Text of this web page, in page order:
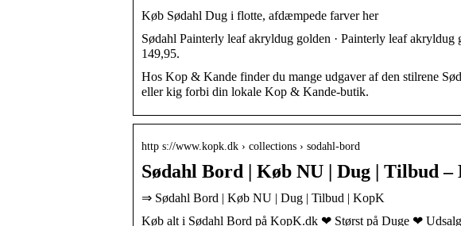
Køb Sødahl Dug i flotte, afdæmpede farver her
Sødahl Painterly leaf akryldug golden · Painterly leaf
149,95.
Hos Kop & Kande finder du mange udgaver af den stilrene
eller kig forbi din lokale Kop & Kande-butik.
http s://www.kopk.dk › collections › sodahl-bord
Sødahl Bord | Køb NU | Dug | Tilbud –
⇒ Sødahl Bord | Køb NU | Dug | Tilbud | KopK
Køb alt i Sødahl Bord på KopK.dk ❤ Størst på Duge ❤